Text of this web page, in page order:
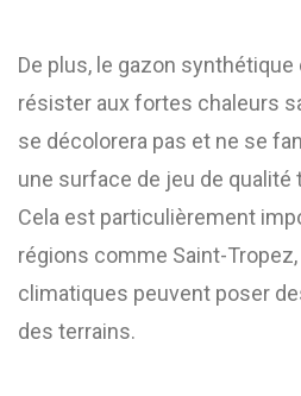
De plus, le gazon
résister aux fortes chaleurs
se décolorera pas et ne se
une surface de jeu de qualité
Cela est particulièrement
régions comme Saint-
climatiques peuvent poser
des terrains.